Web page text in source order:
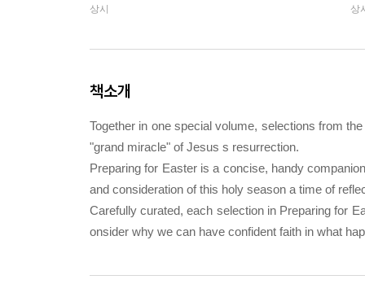
상시 상
책소개
Together in one special volume, selections from
"grand miracle" of Jesus s resurrection.
Preparing for Easter is a concise, handy
and consideration of this holy season a time of
Carefully curated, each selection in Preparing for
onsider why we can have confident faith in what